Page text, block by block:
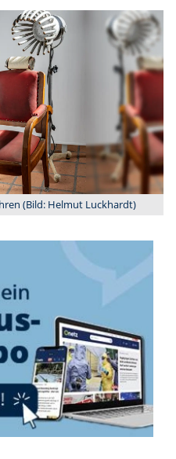
(Bild: Helmut Luckhardt)